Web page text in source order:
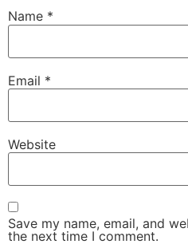
Name *
Email *
Website
Save my name, email, and
the next time I comment.